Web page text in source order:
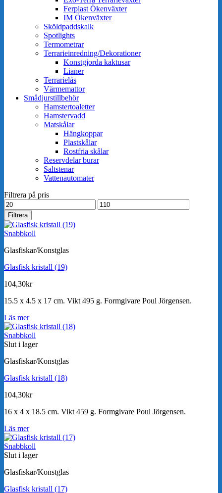
Ferplast Ökenväxter
IM Ökenväxter
Sköldpaddskalk
Spotlights
Termometrar
Terrarieinredning/Dekorationer
Konstgjorda kaktusar
Lianer
Terrarielås
Värmemattor
Smådjurstillbehör
Hamstertoaletter
Hamstervadd
Matskålar
Hängkoppar
Plastskålar
Rostfria skålar
Reservdelar burar
Saltstenar
Vattenautomater
Filtrera på pris
Min
pris
Max
pris
Filtrera
Snabbkoll
Glasfiskar/Konstglas
Glasfisk kristall (19)
104,30kr
15.5 x 4.5 x 17 cm. Vikt 495 g. Formgivare Poul Jörgensen.
Läs mer
Snabbkoll
Slut i lager
Glasfiskar/Konstglas
Glasfisk kristall (18)
104,30kr
16 x 4 x 18.5 cm. Vikt 459 g. Formgivare Poul Jörgensen.
Läs mer
Snabbkoll
Slut i lager
Glasfiskar/Konstglas
Glasfisk kristall (17)